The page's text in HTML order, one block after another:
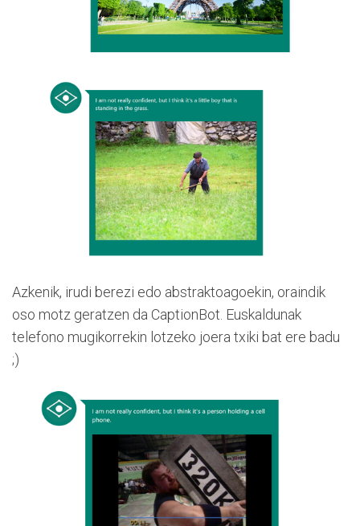
Azkenik, irudi berezi edo abstraktoagoekin, oraindik
oso motz geratzen da CaptionBot. Euskaldunak
telefono mugikorrekin lotzeko joera txiki bat ere badu
;)